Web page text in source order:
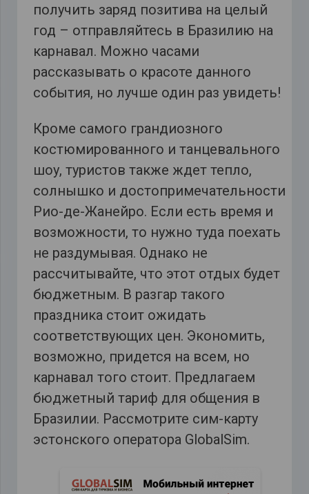
получить заряд позитива на целый
год – отправляйтесь в Бразилию на
карнавал. Можно часами
рассказывать о красоте данного
события, но лучше один раз увидеть!
Кроме самого грандиозного
костюмированного и танцевального
шоу, туристов также ждет тепло,
солнышко и достопримечательности
Рио-де-Жанейро. Если есть время и
возможности, то нужно туда поехать
не раздумывая. Однако не
рассчитывайте, что этот отдых будет
бюджетным. В разгар такого
праздника стоит ожидать
соответствующих цен. Экономить,
возможно, придется на всем, но
карнавал того стоит. Предлагаем
бюджетный тариф для общения в
Бразилии. Рассмотрите сим-карту
эстонского оператора GlobalSim.